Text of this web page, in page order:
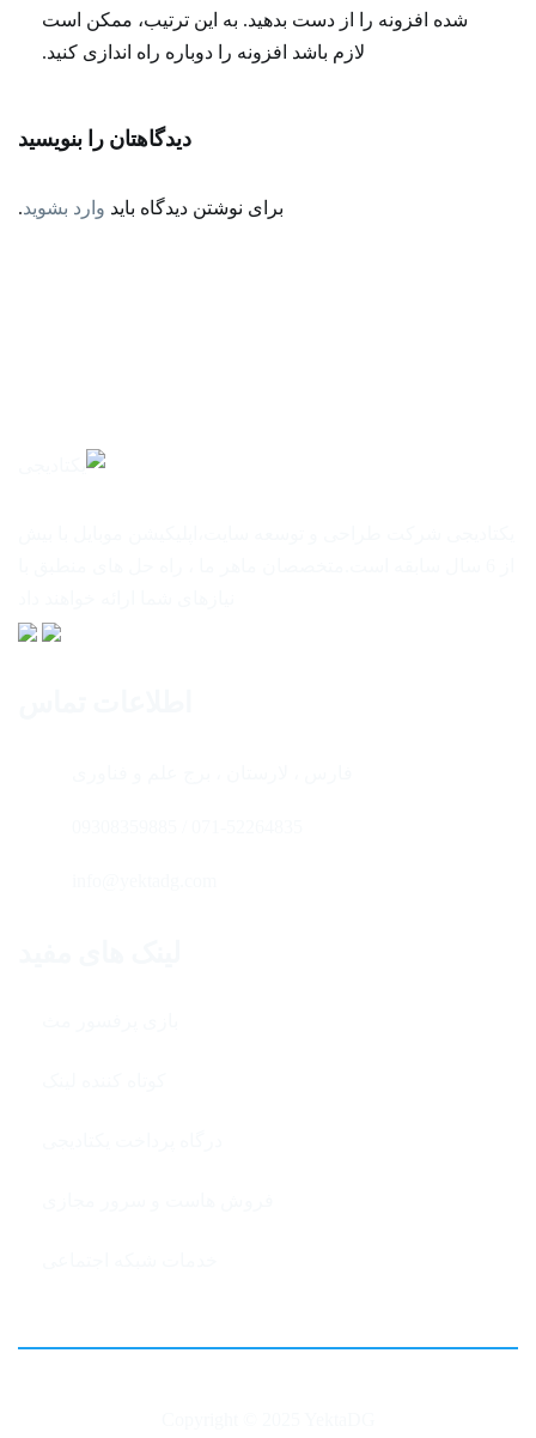
شده افزونه را از دست بدهید. به این ترتیب، ممکن است
لازم باشد افزونه را دوباره راه اندازی کنید.
دیدگاهتان را بنویسید
برای نوشتن دیدگاه باید وارد بشوید.